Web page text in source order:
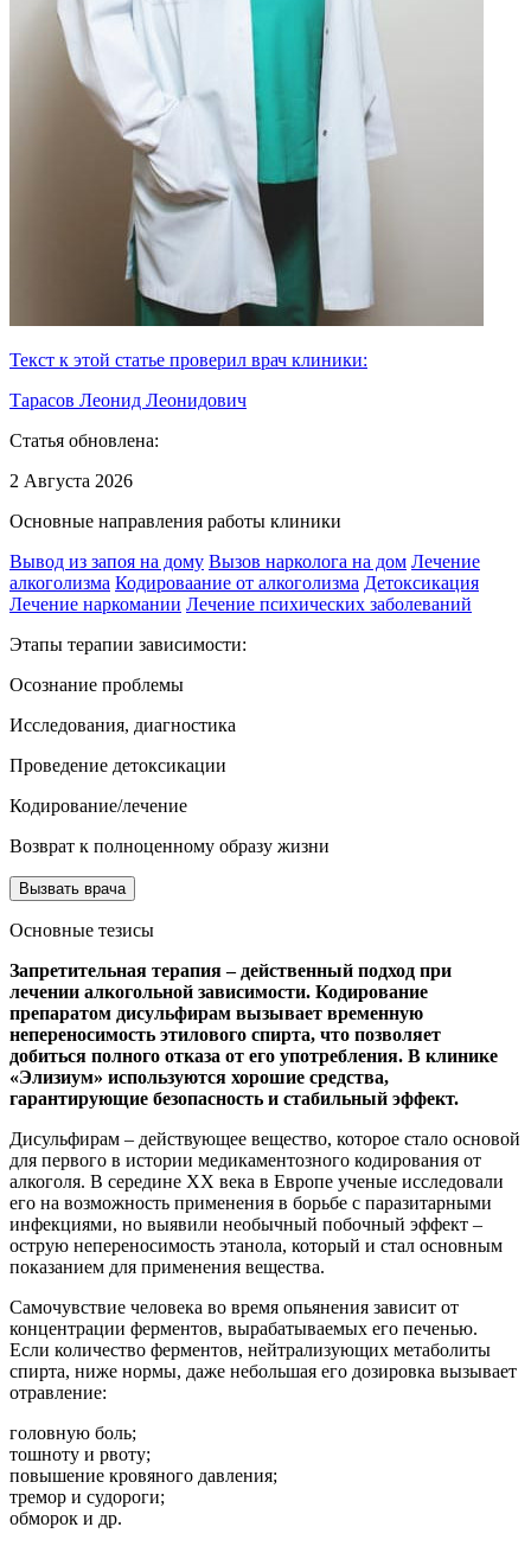
Текст к этой статье проверил врач клиники:
Тарасов Леонид Леонидович
Статья обновлена:
2 Августа 2026
Основные направления работы клиники
Вывод из запоя на дому Вызов нарколога на дом Лечение
алкоголизма Кодироваание от алкоголизма Детоксикация
Лечение наркомании Лечение психических заболеваний
Этапы терапии зависимости:
Осознание проблемы
Исследования, диагностика
Проведение детоксикации
Кодирование/лечение
Возврат к полноценному образу жизни
Вызвать врача
Основные тезисы
Запретительная терапия – действенный подход при
лечении алкогольной зависимости. Кодирование
препаратом дисульфирам вызывает временную
непереносимость этилового спирта, что позволяет
добиться полного отказа от его употребления. В клинике
«Элизиум» используются хорошие средства,
гарантирующие безопасность и стабильный эффект.
Дисульфирам – действующее вещество, которое стало основой
для первого в истории медикаментозного кодирования от
алкоголя. В середине ХХ века в Европе ученые исследовали
его на возможность применения в борьбе с паразитарными
инфекциями, но выявили необычный побочный эффект –
острую непереносимость этанола, который и стал основным
показанием для применения вещества.
Самочувствие человека во время опьянения зависит от
концентрации ферментов, вырабатываемых его печенью.
Если количество ферментов, нейтрализующих метаболиты
спирта, ниже нормы, даже небольшая его дозировка вызывает
отравление:
головную боль;
тошноту и рвоту;
повышение кровяного давления;
тремор и судороги;
обморок и др.